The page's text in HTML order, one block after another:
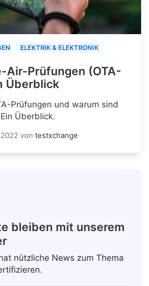
ELEKTRIK & ELEKTRONIK
Air-Prüfungen (OTA-
Überblick
Prüfungen und warum sind
Überblick.
von testxchange
bleiben mit unserem
nützliche News zum Thema